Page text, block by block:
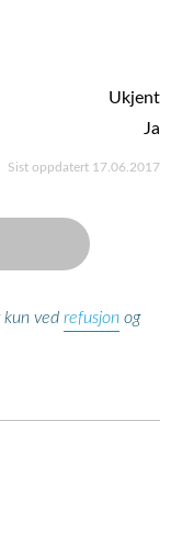
Ukjent
Ja
Sist oppdatert 17.06.2017
kun ved refusjon og